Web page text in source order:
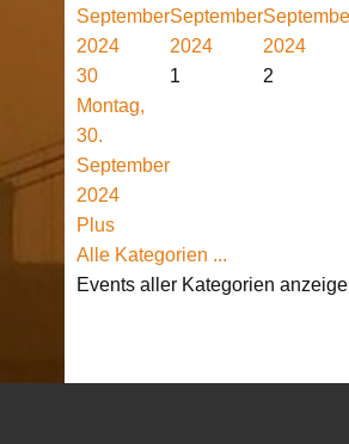
September
2024
September
2024
2024
30
Montag,
30.
September
2024
1 2
Plus
Alle Kategorien ...
Events aller Kategorien